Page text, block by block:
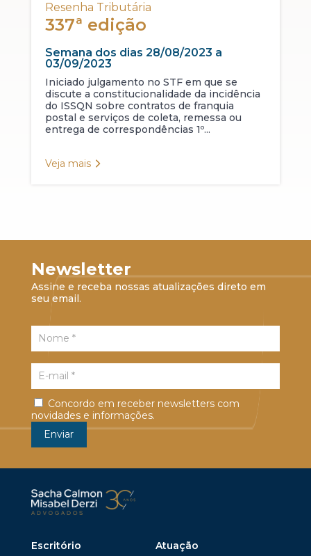
Resenha Tributária
337ª edição
Semana dos dias 28/08/2023 a
03/09/2023
Iniciado julgamento no STF em que se
discute a constitucionalidade da incidência
do ISSQN sobre contratos de franquia
postal e serviços de coleta, remessa ou
entrega de correspondências 1º...
Veja mais
Newsletter
Assine e receba nossas atualizações direto em
seu email.
Concordo em receber newsletters com
novidades e informações.
Escritório
Atuação